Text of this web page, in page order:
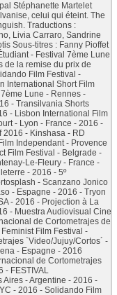
Stéphanette Martelet
celui qui éteint. The
Traductions :
Livia Carraro, Sandrine
Sous-titres : Fanny Pioffet
- Festival 7ème Lune
de la remise du prix de
Film Festival -
International Short Film
Lune - Rennes -
- Transilvania Shorts
- Lisbon International Film
- Lyon - France - 2016 -
2016 - Kinshasa - RD
Independant - Provence
Film Festival - Belgrade -
Le-Fleury - France -
- 2016 - 5º
- Scanzano Jonico
- Espagne - 2016 - Tryon
- 2016 - Projection à La
- Muestra Audiovisual Cine
de Cortometrajes de
Film Festival -
`Video/Jujuy/Cortos´ -
- Espagne - 2016
de Cortometrajes
- FESTIVAL
Aires - Argentine - 2016 -
- 2016 - Solidando Film